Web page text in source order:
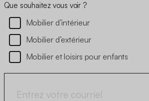
Que souhaitez vous voir ?
Mobilier d’intérieur
Mobilier d’extérieur
Mobilier et loisirs pour enfants